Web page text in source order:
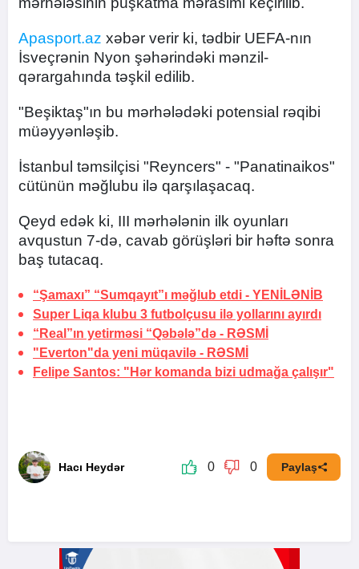
Apasport.az xəbər verir ki, tədbir UEFA-nın
İsveçrənin Nyon şəhərindəki mənzil-
qərargahında təşkil edilib.
"Beşiktaş"ın bu mərhələdəki potensial rəqibi
müəyyənləşib.
İstanbul təmsilçisi "Reyncers" - "Panatinaikos"
cütünün məğlubu ilə qarşılaşacaq.
Qeyd edək ki, III mərhələnin ilk oyunları
avqustun 7-də, cavab görüşləri bir həftə sonra
baş tutacaq.
“Şamaxı” “Sumqayıt”ı məğlub etdi - YENİLƏNİB
Super Liqa klubu 3 futbolçusu ilə yollarını ayırdı
“Real”ın yetirməsi “Qəbələ”də - RƏSMİ
"Everton"da yeni müqavilə - RƏSMİ
Felipe Santos: "Hər komanda bizi udmağa çalışır"
Hacı Heydər 0 0 Paylaş